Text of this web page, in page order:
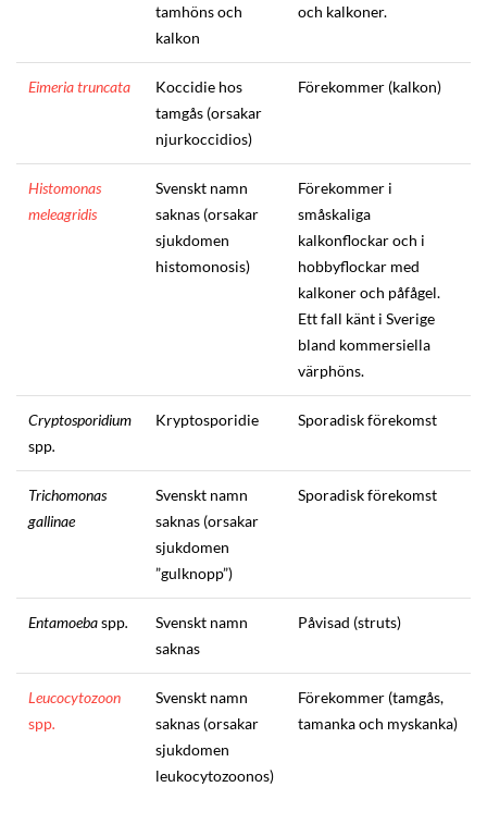
tamhöns och
kalkon
och kalkoner.
Eimeria truncata
Koccidie hos
tamgås (orsakar
njurkoccidios)
Förekommer (kalkon)
Histomonas
meleagridis
Svenskt namn
saknas (orsakar
sjukdomen
histomonosis)
Förekommer i
småskaliga
kalkonflockar och i
hobbyflockar med
kalkoner och påfågel.
Ett fall känt i Sverige
bland kommersiella
värphöns.
Cryptosporidium
spp.
Kryptosporidie Sporadisk förekomst
Trichomonas
gallinae
Svenskt namn
saknas (orsakar
sjukdomen
”gulknopp”)
Sporadisk förekomst
Entamoebaspp.
Svenskt namn
saknas
Påvisad (struts)
Leucocytozoon
spp.
Svenskt namn
saknas (orsakar
sjukdomen
leukocytozoonos)
Förekommer (tamgås,
tamanka och myskanka)